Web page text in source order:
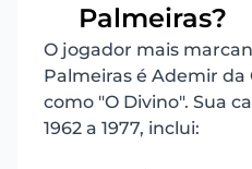
Palmeiras?
O jogador mais
Palmeiras é Ademir da
como "O Divino". Sua
1962 a 1977, inclui: